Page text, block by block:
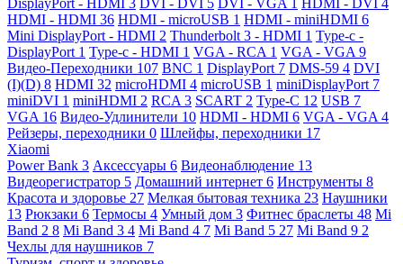
HDMI - HDMI 36 HDMI - microUSB 1 HDMI - miniHDMI 6
Mini DisplayPort - HDMI 2 Thunderbolt 3 - HDMI 1 Type-c -
DisplayPort 1 Type-c - HDMI 1 VGA - RCA 1 VGA - VGA 9
Видео-Переходники 107 BNC 1 DisplayPort 7 DMS-59 4 DVI
(I)(D) 8 HDMI 32 microHDMI 4 microUSB 1 miniDisplayPort 7
miniDVI 1 miniHDMI 2 RCA 3 SCART 2 Type-C 12 USB 7
VGA 16 Видео-Удлинители 10 HDMI - HDMI 6 VGA - VGA 4
Рейзеры, переходники 0 Шлейфы, переходники 17
Xiaomi
Power Bank 3 Аксессуары 6 Видеонаблюдение 13
Видеорегистратор 5 Домашний интернет 6 Инструменты 8
Красота и здоровье 27 Мелкая бытовая техника 23 Наушники
13 Рюкзаки 6 Термосы 4 Умный дом 3 Фитнес браслеты 48 Mi
Band 2 8 Mi Band 3 4 Mi Band 4 7 Mi Band 5 27 Mi Band 9 2
Чехлы для наушников 7